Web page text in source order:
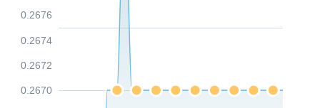
0.2670
0.2672
0.2674
0.2676